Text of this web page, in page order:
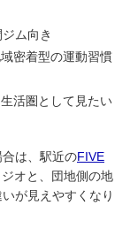
ム向き
密着型の運動習慣
活圏として見たい
は、駅近のFIVE
オと、団地側の地
が見えやすくなり